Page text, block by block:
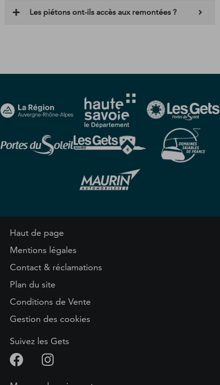
Les piétons ont-ils accès aux remontées ?
Haut de page
Mentions légales
Contact & réclamations
Plan du site
Conditions de Vente
Gestion des cookies
Suivez les Gets